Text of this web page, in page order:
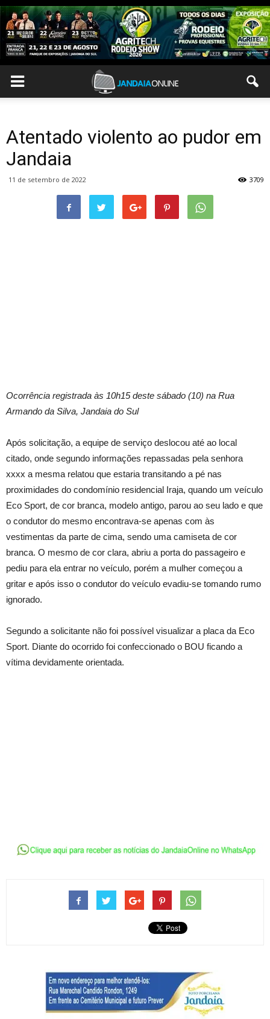
Atentado violento ao pudor em
Jandaia
11 de setembro de 2022 3709
Ocorrência registrada às 10h15 deste sábado (10) na Rua
Armando da Silva, Jandaia do Sul
Após solicitação, a equipe de serviço deslocou até ao local
citado, onde segundo informações repassadas pela senhora
xxxx a mesma relatou que estaria transitando a pé nas
proximidades do condomínio residencial Iraja, quando um veículo
Eco Sport, de cor branca, modelo antigo, parou ao seu lado e que
o condutor do mesmo encontrava-se apenas com às
vestimentas da parte de cima, sendo uma camiseta de cor
branca. O mesmo de cor clara, abriu a porta do passageiro e
pediu para ela entrar no veículo, porém a mulher começou a
gritar e após isso o condutor do veículo evadiu-se tomando rumo
ignorado.
Segundo a solicitante não foi possível visualizar a placa da Eco
Sport. Diante do ocorrido foi confeccionado o BOU ficando a
vítima devidamente orientada.